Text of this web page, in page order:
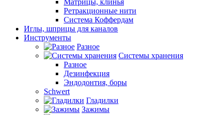
Матрицы, клинья
Ретракционные нити
Система Коффердам
Иглы, шприцы для каналов
Инструменты
Разное
Системы хранения
Разное
Дезинфекция
Эндодонтия, боры
Schwert
Гладилки
Зажимы